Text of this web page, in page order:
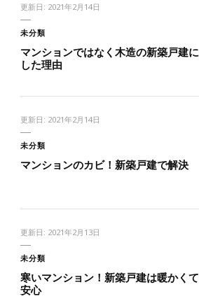
更新日: 2021年2月14日
未分類
マンションではなく木造の新築戸建に
した理由
更新日: 2021年2月14日
未分類
マンションのカビ！新築戸建で解決
更新日: 2021年2月13日
未分類
寒いマンション！新築戸建は暖かくて
安心